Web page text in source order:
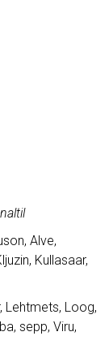
Alve,
Kullasaar,
Lehtmets, Loog,
sepp, Viru,